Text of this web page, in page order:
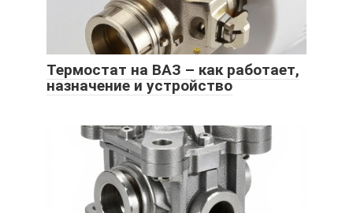
Термостат на ВАЗ – как работает,
назначение и устройство